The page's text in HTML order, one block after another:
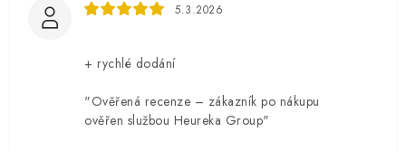
5.3.2026
+ rychlé dodání
"Ověřená recenze – zákazník po nákupu
ověřen službou Heureka Group"